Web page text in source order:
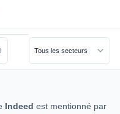
2026 Mars 2026 Février 2026
Indeed est mentionné par